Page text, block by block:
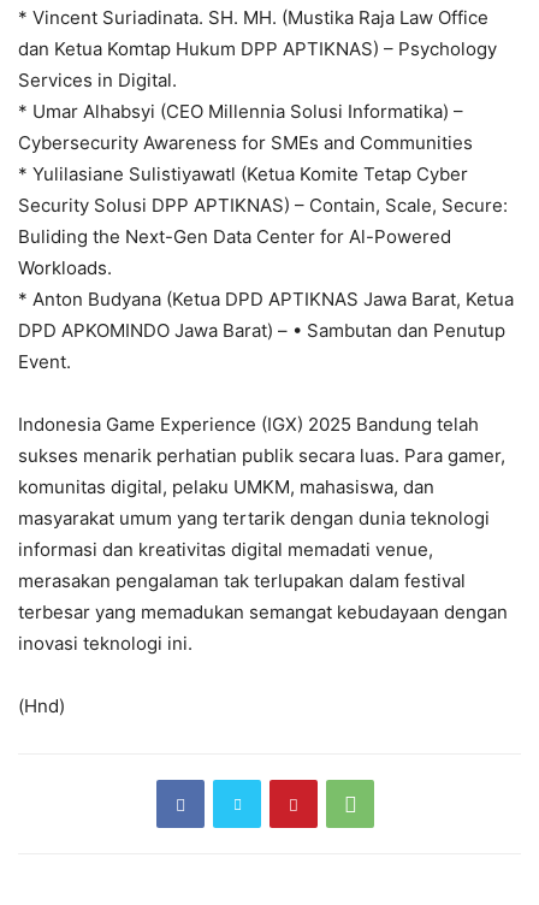
* Vincent Suriadinata. SH. MH. (Mustika Raja Law Office
dan Ketua Komtap Hukum DPP APTIKNAS) – Psychology
Services in Digital.
* Umar Alhabsyi (CEO Millennia Solusi Informatika) –
Cybersecurity Awareness for SMEs and Communities
* Yulilasiane Sulistiyawatl (Ketua Komite Tetap Cyber
Security Solusi DPP APTIKNAS) – Contain, Scale, Secure:
Buliding the Next-Gen Data Center for Al-Powered
Workloads.
* Anton Budyana (Ketua DPD APTIKNAS Jawa Barat, Ketua
DPD APKOMINDO Jawa Barat) – • Sambutan dan Penutup
Event.
Indonesia Game Experience (IGX) 2025 Bandung telah
sukses menarik perhatian publik secara luas. Para gamer,
komunitas digital, pelaku UMKM, mahasiswa, dan
masyarakat umum yang tertarik dengan dunia teknologi
informasi dan kreativitas digital memadati venue,
merasakan pengalaman tak terlupakan dalam festival
terbesar yang memadukan semangat kebudayaan dengan
inovasi teknologi ini.
(Hnd)